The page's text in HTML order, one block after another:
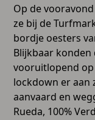
Op de
ze bij de
bordje oesters
Blijkbaar
vooruitlopend
lockdown er aan
aanvaard en
Rueda, 100%